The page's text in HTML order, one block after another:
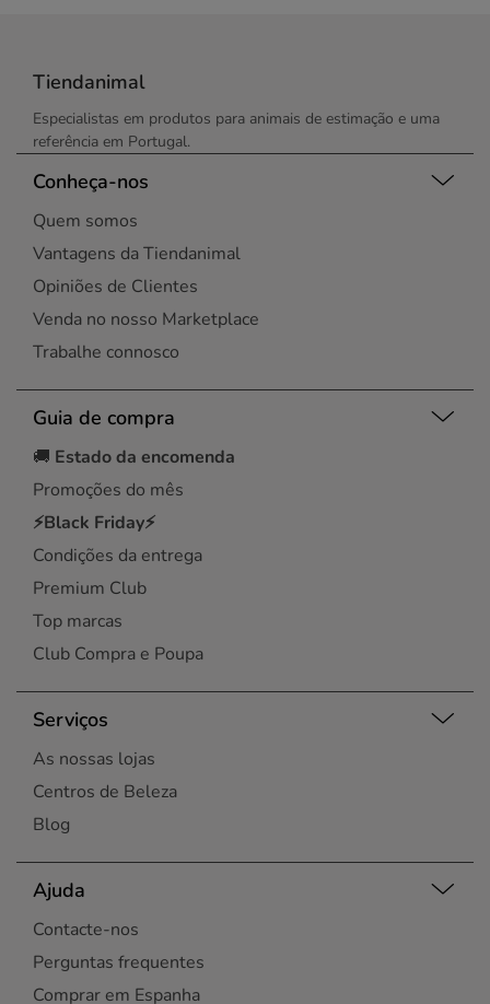
Tiendanimal
Especialistas em produtos para animais de estimação e uma
referência em Portugal.
Conheça-nos
Quem somos
Vantagens da Tiendanimal
Opiniões de Clientes
Venda no nosso Marketplace
Trabalhe connosco
Guia de compra
🚚 Estado da encomenda
Promoções do mês
⚡Black Friday⚡
Condições da entrega
Premium Club
Top marcas
Club Compra e Poupa
Serviços
As nossas lojas
Centros de Beleza
Blog
Ajuda
Contacte-nos
Perguntas frequentes
Comprar em Espanha